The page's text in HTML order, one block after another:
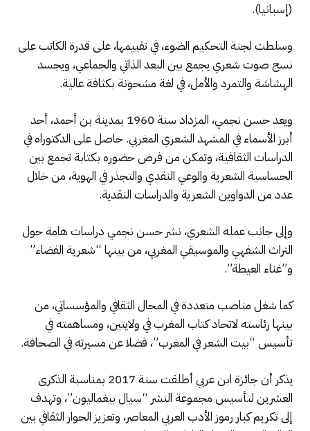
(إسبانيا).
وسلطت لجنة التحكيم الضوء، في تقييمها، على قدرة الكاتب على
نسج صوت شعري يجمع بين البعد الذاتي والجماعي، ويجسد
الهشاشة والتمرد والأمل، في لغة مشحونة بكثافة عالية.
ويعد حسن نجمي، المزداد سنة 1960 بمدينة بن أحمد، أحد
أبرز الأسماء في المشهد الشعري المغربي. حاصل على الدكتوراه في
الدراسات الثقافية، وتمكن من فرض حضوره بكتابة تجمع بين
الحساسية الشعرية والوعي النقدي والتجذر في الهوية، من خلال
عدد من الدواوين الشعرية والدراسات النقدية.
وإلى جانب عمله الشعري، نشر حسن نجمي دراسات هامة حول
التراث الشفهي والموسيقي المغربي، من بينها “شعرية الفضاء”
و”غناء العيطة”.
كما شغل مناصب متعددة في المجال الثقافي والمؤسساتي، من
بينها رئاسته لاتحاد كتاب المغرب في ولايتين، ومساهمته في
تأسيس “بيت الشعر في المغرب”، فضلا عن مسيرته في الصحافة.
يذكر أن جائزة ابن عربي أطلقت سنة 2017 بمناسبة الذكرى
العشرين لتأسيس مجموعة النشر “سيال بيغماليون”، وتهدف
إلى تكريم كبار رموز الأدب العربي المعاصر، وتعزيز الحوار الثقافي بين